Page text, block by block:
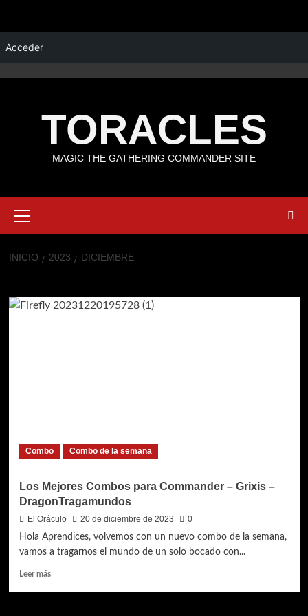
Acceder
TikTok
Youtube
Twitter
Instagram
TORACLES
MAGIC THE GATHERING COMMANDER SITE
primario
INICIO 2023 DICIEMBRE
Combo Combo de la semana
Los Mejores Combos para Commander – Grixis –
DragonTragamundos
El Oráculo 20 de diciembre de 2023
0
Hola Aprendices, volvemos con un nuevo combo de la semana,
vamos a tragarnos el mundo de un solo bocado con...
Leer másLeer